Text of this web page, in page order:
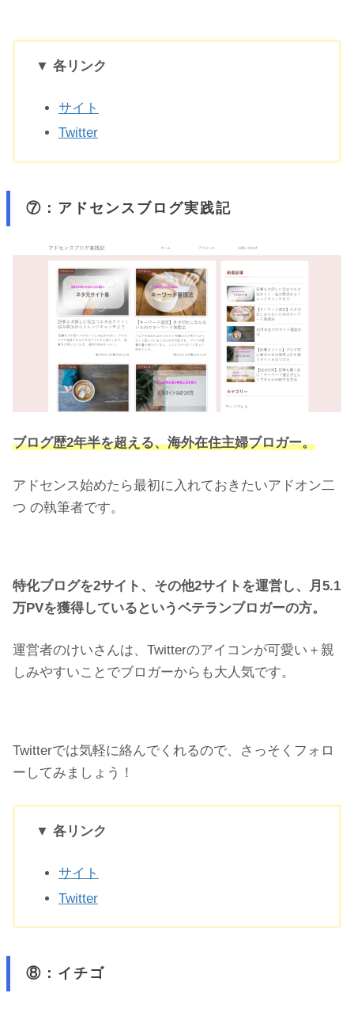
▼ 各リンク
サイト
Twitter
⑦：アドセンスブログ実践記
ブログ歴2年半を超える、海外在住主婦ブロガー。
アドセンス始めたら最初に入れておきたいアドオン二
つ の執筆者です。
特化ブログを2サイト、その他2サイトを運営し、月5.1
万PVを獲得しているというベテランブロガーの方。
運営者のけいさんは、Twitterのアイコンが可愛い＋親
しみやすいことでブロガーからも大人気です。
Twitterでは気軽に絡んでくれるので、さっそくフォロ
ーしてみましょう！
▼ 各リンク
サイト
Twitter
⑧：イチゴ